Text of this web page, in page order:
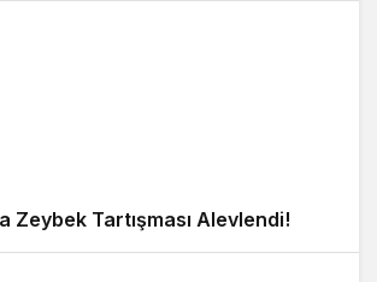
Zeybek Tartışması Alevlendi!